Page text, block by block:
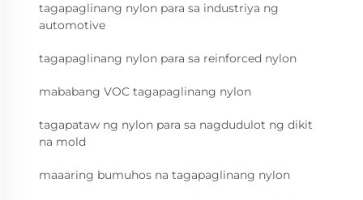
tagapaglinang nylon para sa industriya ng
automotive
tagapaglinang nylon para sa reinforced nylon
mababang VOC tagapaglinang nylon
tagapataw ng nylon para sa nagdudulot ng dikit
na mold
maaaring bumuhos na tagapaglinang nylon